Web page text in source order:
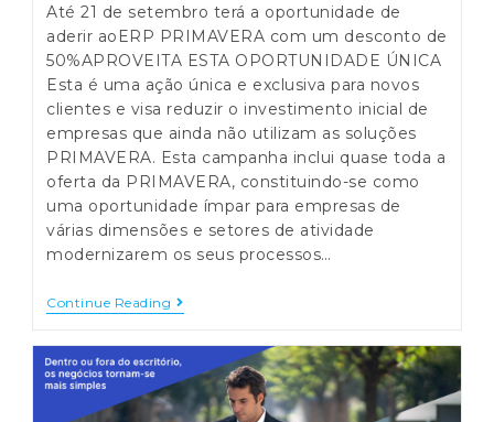
Até 21 de setembro terá a oportunidade de
aderir aoERP PRIMAVERA com um desconto de
50%APROVEITA ESTA OPORTUNIDADE ÚNICA
Esta é uma ação única e exclusiva para novos
clientes e visa reduzir o investimento inicial de
empresas que ainda não utilizam as soluções
PRIMAVERA. Esta campanha inclui quase toda a
oferta da PRIMAVERA, constituindo-se como
uma oportunidade ímpar para empresas de
várias dimensões e setores de atividade
modernizarem os seus processos…
Continue Reading ERP
Primavera
Desconto
De
50%